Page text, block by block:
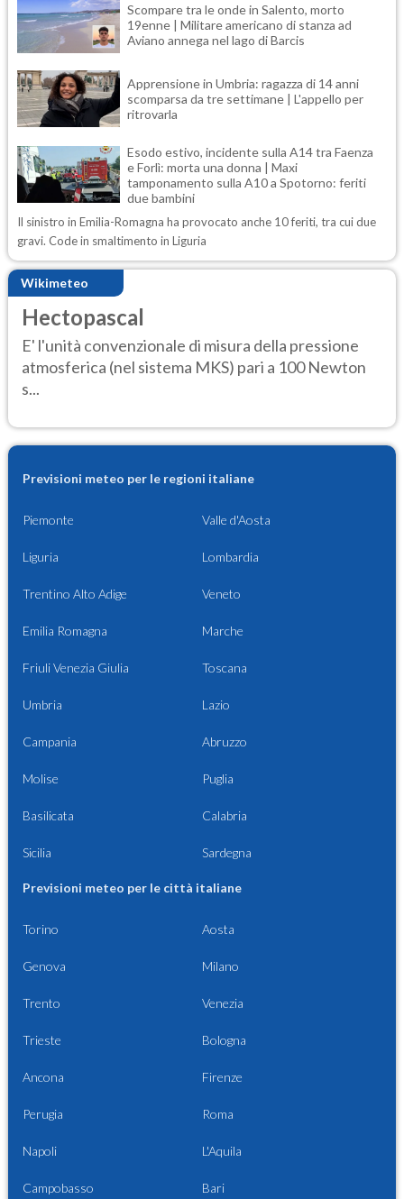
Scompare tra le onde in Salento, morto
19enne | Militare americano di stanza ad
Aviano annega nel lago di Barcis
Apprensione in Umbria: ragazza di 14 anni
scomparsa da tre settimane | L'appello per
ritrovarla
Esodo estivo, incidente sulla A14 tra Faenza
e Forlì: morta una donna | Maxi
tamponamento sulla A10 a Spotorno: feriti
due bambini
Il sinistro in Emilia-Romagna ha provocato anche 10 feriti, tra cui due
gravi. Code in smaltimento in Liguria
Wikimeteo
Hectopascal
E' l'unità convenzionale di misura della pressione
atmosferica (nel sistema MKS) pari a 100 Newton
s...
Previsioni meteo per le regioni italiane
Piemonte Valle d'Aosta
Liguria Lombardia
Trentino Alto Adige Veneto
Emilia Romagna Marche
Friuli Venezia Giulia Toscana
Umbria Lazio
Campania Abruzzo
Molise Puglia
Basilicata Calabria
Sicilia Sardegna
Previsioni meteo per le città italiane
Torino Aosta
Genova Milano
Trento Venezia
Trieste Bologna
Ancona Firenze
Perugia Roma
Napoli L'Aquila
Campobasso Bari